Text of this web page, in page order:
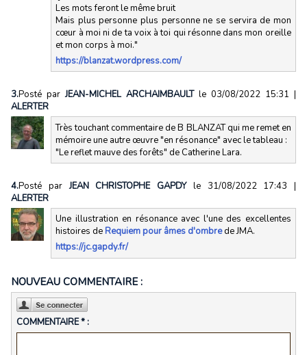
Les mots feront le même bruit
Mais plus personne plus personne ne se servira de mon
cœur à moi ni de ta voix à toi qui résonne dans mon oreille
et mon corps à moi."
https://blanzat.wordpress.com/
3.Posté parJEAN-MICHEL ARCHAIMBAULT le 03/08/2022 15:31 |
ALERTER
Très touchant commentaire de B BLANZAT qui me remet en
mémoire une autre œuvre "en résonance" avec le tableau :
"Le reflet mauve des forêts" de Catherine Lara.
4.Posté parJEAN CHRISTOPHE GAPDY le 31/08/2022 17:43 |
ALERTER
Une illustration en résonance avec l'une des excellentes
histoires deRequiem pour âmes d'ombrede JMA.
https://jc.gapdy.fr/
NOUVEAU COMMENTAIRE :
COMMENTAIRE * :